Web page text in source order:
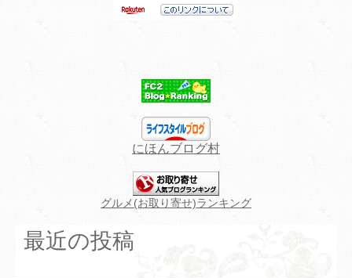
にほんブログ村
グルメ(お取り寄せ)ランキング
最近の投稿